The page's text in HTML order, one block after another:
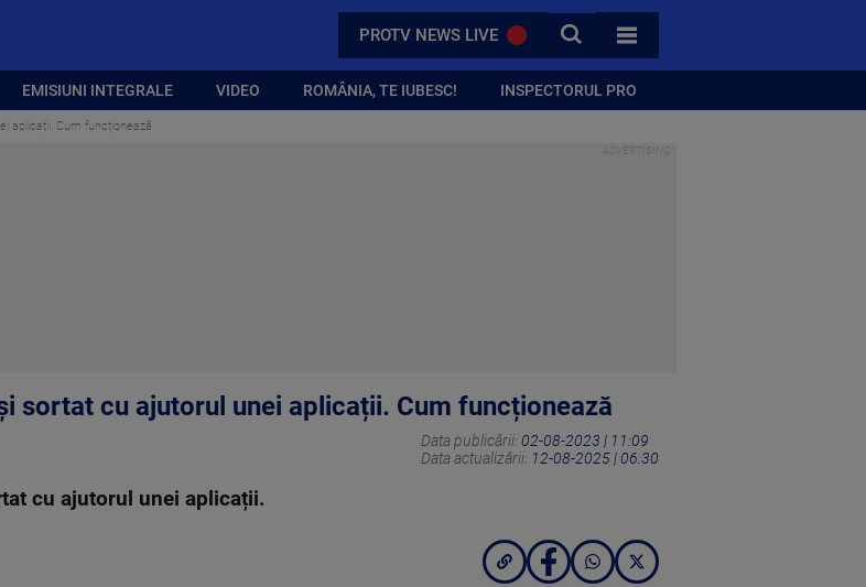
PROTV NEWS LIVE CAUTA
TOATE CATEGORIILE
EMISIUNI INTEGRALE VIDEO ROMÂNIA, TE IUBESC! INSPECTORUL PRO
aplicații. Cum funcționează
sortat cu ajutorul unei aplicații. Cum funcționează
Data publicării: 02-08-2023 | 11:09
Data actualizării: 12-08-2025 | 06:30
cu ajutorul unei aplicații.